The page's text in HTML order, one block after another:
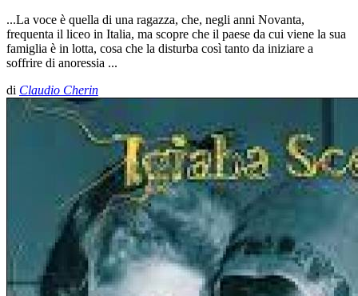
...La voce è quella di una ragazza, che, negli anni Novanta,
frequenta il liceo in Italia, ma scopre che il paese da cui viene la sua
famiglia è in lotta, cosa che la disturba così tanto da iniziare a
soffrire di anoressia ...
di Claudio Cherin